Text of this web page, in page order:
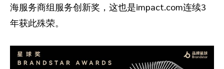
服务
PXA线上学院
海服务商组服务创新奖，这也是impact.com连续3
年获此殊荣。